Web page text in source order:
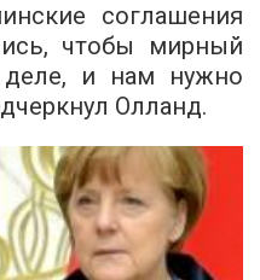
соглашения
чтобы мирный
и нам нужно
Олланд.